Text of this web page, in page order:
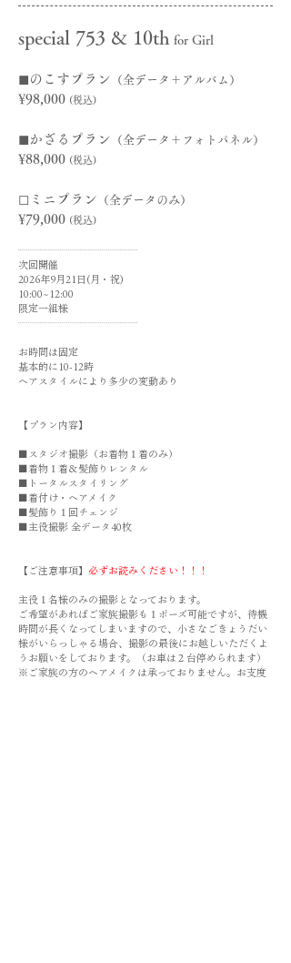
special 753 & 10th for Girl
◼︎のこすプラン （全データ＋アルバム）
¥98,000 (税込)
◼︎かざるプラン （全データ＋フォトパネル）
¥88,000 (税込)
◻︎ミニプラン （全データのみ）
¥79,000 (税込)
┈┈┈┈┈┈┈┈┈┈┈┈
次回開催 ​
2026年9月21日(月・祝)
10:00~12:00
限定一組様​
​┈┈┈┈┈┈┈┈┈┈┈┈
お時間は固定
基本的に10-12時
​ヘアスタイルにより多少の変動あり
【プラン内容】
■スタジオ撮影（お着物１着のみ）
■着物１着＆髪飾りレンタル
■トータルスタイリング
■着付け・ヘアメイク
■髪飾り１回チェンジ
■主役撮影 全データ40枚
【ご注意事項】 必ずお読みください！！！
主役１名様のみの撮影となっております。
ご希望があればご家族撮影も１ポーズ可能ですが、待機
時間が長くなってしまいますので、小さなごきょうだい
様がいらっしゃる場合、撮影の最後にお越しいただくよ
うお願いをしております。（お車は２台停められます）
※ご家族の方のヘアメイクは承っておりません。お支度